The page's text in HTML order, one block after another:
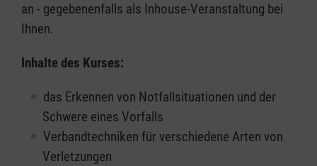
an - gegebenenfalls als Inhouse-Veranstaltung bei
Ihnen.
Inhalte des Kurses:
das Erkennen von Notfallsituationen und der
Schwere eines Vorfalls
Verbandtechniken für verschiedene Arten von
Verletzungen